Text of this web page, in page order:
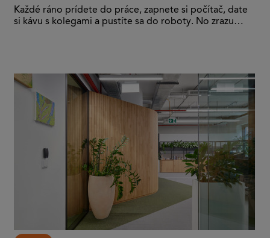
Každé ráno prídete do práce, zapnete si počítač, date
si kávu s kolegami a pustíte sa do roboty. No zrazu…